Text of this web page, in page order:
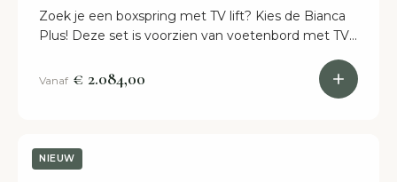
Zoek je een boxspring met TV lift? Kies de Bianca
Plus! Deze set is voorzien van voetenbord met TV
huis!
Vanaf € 2.084,00
NIEUW